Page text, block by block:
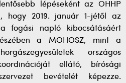
lépéseként az OHHP
hogy 2019. január 1-jétől az
fogási napló kibocsátásáért
a MOHOSZ, mint a
országos
ellátó, bírósági
bevételét képezze.